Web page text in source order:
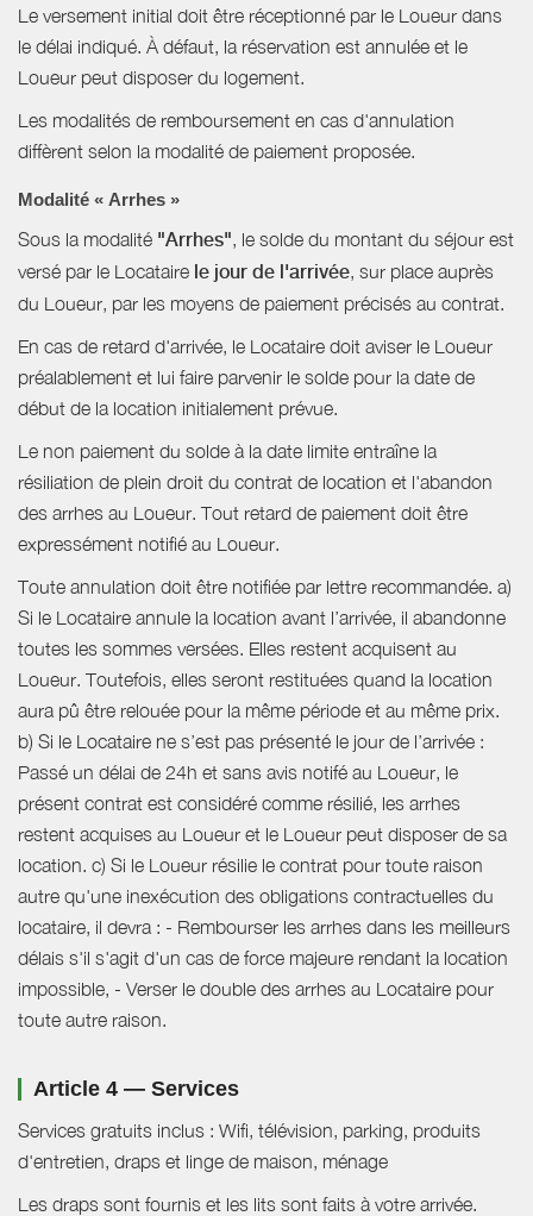
Le versement initial doit être réceptionné par le Loueur dans
le délai indiqué. À défaut, la réservation est annulée et le
Loueur peut disposer du logement.
Les modalités de remboursement en cas d'annulation
diffèrent selon la modalité de paiement proposée.
Modalité « Arrhes »
Sous la modalité "Arrhes", le solde du montant du séjour est
versé par le Locataire le jour de l'arrivée, sur place auprès
du Loueur, par les moyens de paiement précisés au contrat.
En cas de retard d'arrivée, le Locataire doit aviser le Loueur
préalablement et lui faire parvenir le solde pour la date de
début de la location initialement prévue.
Le non paiement du solde à la date limite entraîne la
résiliation de plein droit du contrat de location et l'abandon
des arrhes au Loueur. Tout retard de paiement doit être
expressément notifié au Loueur.
Toute annulation doit être notifiée par lettre recommandée. a)
Si le Locataire annule la location avant l’arrivée, il abandonne
toutes les sommes versées. Elles restent acquisent au
Loueur. Toutefois, elles seront restituées quand la location
aura pû être relouée pour la même période et au même prix.
b) Si le Locataire ne s’est pas présenté le jour de l’arrivée :
Passé un délai de 24h et sans avis notifé au Loueur, le
présent contrat est considéré comme résilié, les arrhes
restent acquises au Loueur et le Loueur peut disposer de sa
location. c) Si le Loueur résilie le contrat pour toute raison
autre qu'une inexécution des obligations contractuelles du
locataire, il devra : - Rembourser les arrhes dans les meilleurs
délais s'il s'agit d'un cas de force majeure rendant la location
impossible, - Verser le double des arrhes au Locataire pour
toute autre raison.
Article 4 — Services
Services gratuits inclus : Wifi, télévision, parking, produits
d'entretien, draps et linge de maison, ménage
Les draps sont fournis et les lits sont faits à votre arrivée.